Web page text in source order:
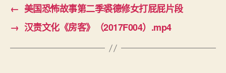
屁
sp
段
← 美国恐怖故事第二季裘德修女打屁屁片段
→ 汉责文化《房客》（2017F004）.mp4